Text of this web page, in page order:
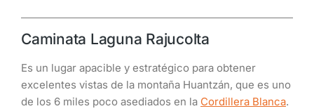
Caminata Laguna Rajucolta
Es un lugar apacible y estratégico para obtener
excelentes vistas de la montaña Huantzán, que es uno
de los 6 miles poco asediados en la Cordillera Blanca.